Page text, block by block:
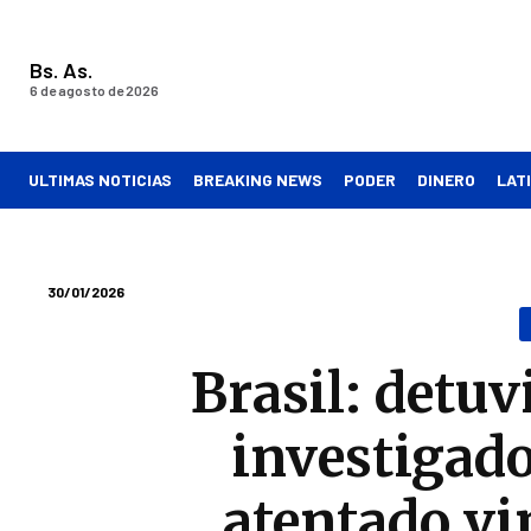
Bs. As.
6 de agosto de 2026
ULTIMAS NOTICIAS BREAKING NEWS PODER DINERO
30/01/2026
Brasil: